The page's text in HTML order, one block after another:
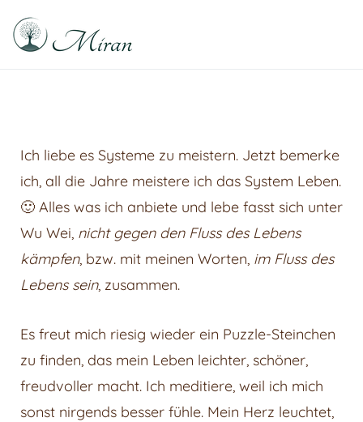
Ich liebe es Systeme zu meistern. Jetzt bemerke
ich, all die Jahre meistere ich das System Leben.
🙂 Alles was ich anbiete und lebe fasst sich unter
Wu Wei, nicht gegen den Fluss des Lebens
kämpfen, bzw. mit meinen Worten, im Fluss des
Lebens sein, zusammen.
Es freut mich riesig wieder ein Puzzle-Steinchen
zu finden, das mein Leben leichter, schöner,
freudvoller macht. Ich meditiere, weil ich mich
sonst nirgends besser fühle. Mein Herz leuchtet,